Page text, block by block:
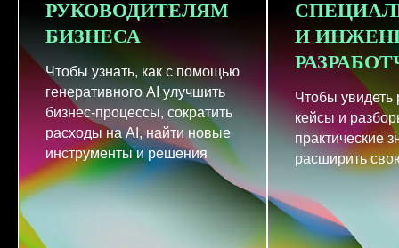
РУКОВОДИТЕЛЯМ
БИЗНЕСА
Чтобы узнать, как с помощью
генеративного AI улучшить
бизнес-процессы, сократить
расходы на AI, найти новые
инструменты и решения
И
Чтобы увидеть
кейсы и
практические
расширить